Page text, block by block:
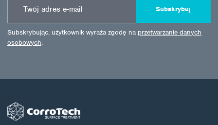
Subskrybuj
Subskrybując, użytkownik wyraża zgodę na przetwarzanie danych
osobowych.